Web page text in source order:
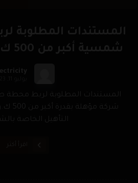
المستندات المطلوبة
شمسية أكبر من 500 ك.و وحتى 20 م.و
المستندات المطلوبة لربط
التأهيل الخاصة
اقرأ أكثر